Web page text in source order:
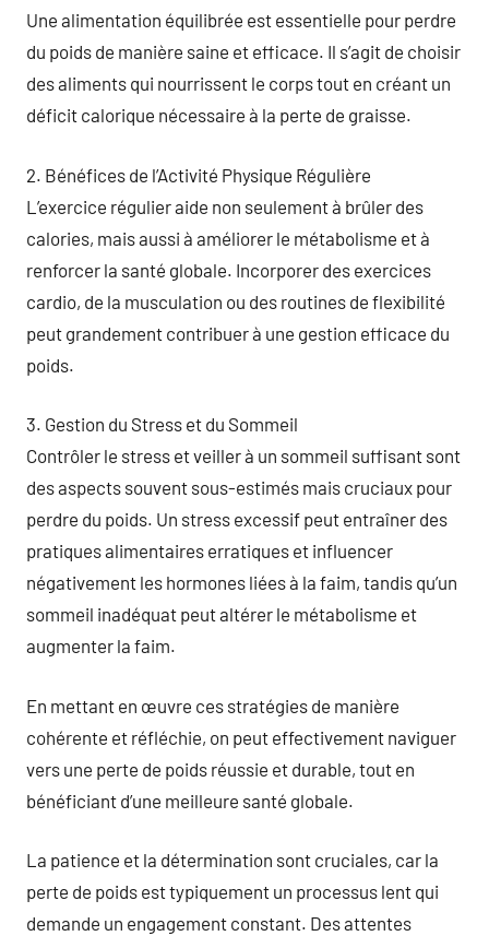
Une alimentation équilibrée est essentielle pour perdre
du poids de manière saine et efficace. Il s’agit de choisir
des aliments qui nourrissent le corps tout en créant un
déficit calorique nécessaire à la perte de graisse.
2. Bénéfices de l’Activité Physique Régulière
L’exercice régulier aide non seulement à brûler des
calories, mais aussi à améliorer le métabolisme et à
renforcer la santé globale. Incorporer des exercices
cardio, de la musculation ou des routines de flexibilité
peut grandement contribuer à une gestion efficace du
poids.
3. Gestion du Stress et du Sommeil
Contrôler le stress et veiller à un sommeil suffisant sont
des aspects souvent sous-estimés mais cruciaux pour
perdre du poids. Un stress excessif peut entraîner des
pratiques alimentaires erratiques et influencer
négativement les hormones liées à la faim, tandis qu’un
sommeil inadéquat peut altérer le métabolisme et
augmenter la faim.
En mettant en œuvre ces stratégies de manière
cohérente et réfléchie, on peut effectivement naviguer
vers une perte de poids réussie et durable, tout en
bénéficiant d’une meilleure santé globale.
La patience et la détermination sont cruciales, car la
perte de poids est typiquement un processus lent qui
demande un engagement constant. Des attentes